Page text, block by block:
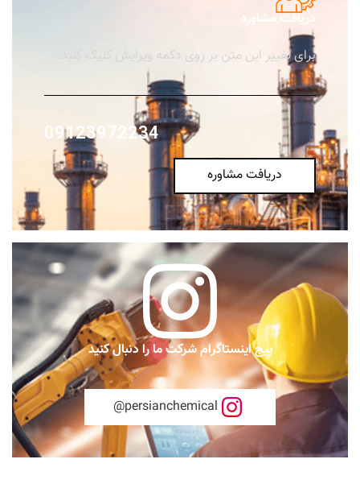
دریافت مشاوره
برای تغییر این متن بر روی دکمه ویرایش کلیک کنید.
09123972234
دریافت مشاوره
پیج اینستاگرام شرکت ما را دنبال کنید
persianchemical@